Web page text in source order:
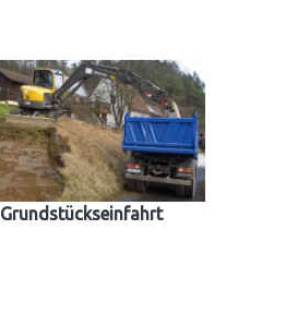
Grundstückseinfahrt